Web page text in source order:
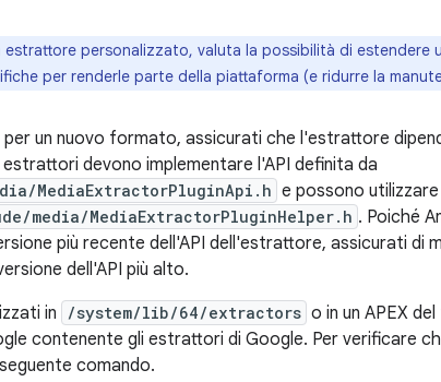
estrattore personalizzato, valuta la possibilità di estendere
per renderle parte della piattaforma (e ridurre la
un nuovo formato, assicurati che l'estrattore
devono implementare l'API definita da
MediaExtractorPluginApi.h e possono
media/MediaExtractorPluginHelper.h . Poiché
più recente dell'API dell'estrattore, assicurati di
dell'API più alto.
in
/system/lib/64/extractors o in un APEX
contenente gli estrattori di Google. Per verificare
comando.